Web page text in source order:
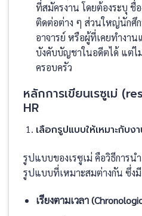
ที่สมัครงาน โดยต้องระบุ ชื่
ติดต่อต่าง ๆ ส่วนใหญ่นักศึก
อาจารย์ หรือผู้ที่เคยทำงาน
บังคับบัญชาในอดีตได้ แต่ไ
ครอบครัว
หลักการเขียนเรซูเม่
HR
เลือกรูปแบบให้เหมาะกับง
รูปแบบของเรซูเม่ คือวิธีการน
รูปแบบที่เหมาะสมต่างกัน ซึ่ง
เรียงตามเวลา